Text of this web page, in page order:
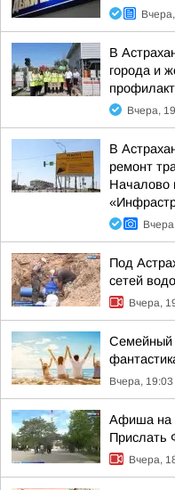
В
города и
Вчера,
В
ремонт
Началово
Под
сетей
Вчера,
Семейный
Вчера, 19:03
Афиша на
Прислать
Вчера,